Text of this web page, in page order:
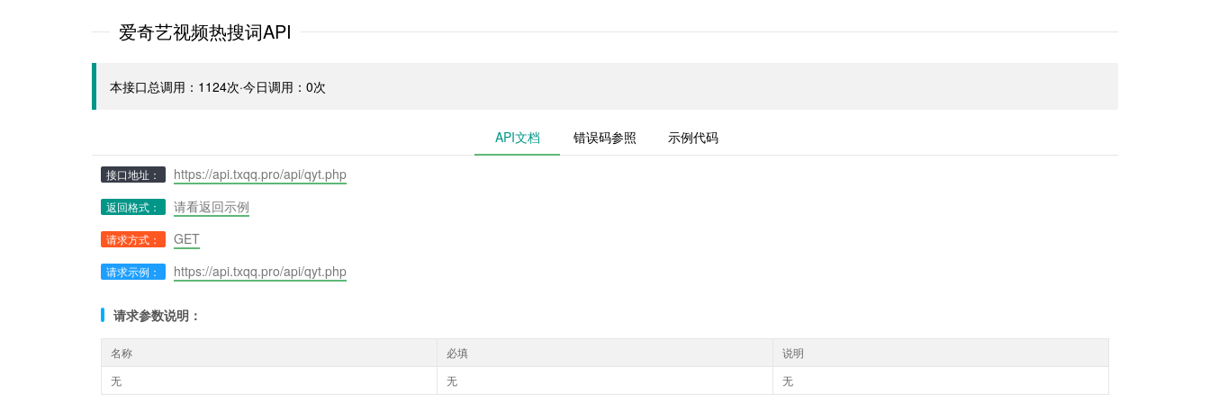
爱奇艺视频热搜词API
本接口总调用：1124次·今日调用：0次
API文档 错误码参照 示例代码
接口地址： https://api.txqq.pro/api/qyt.php
返回格式： 请看返回示例
请求方式： GET
请求示例： https://api.txqq.pro/api/qyt.php
请求参数说明：
名称 必填
说明
无
无 无